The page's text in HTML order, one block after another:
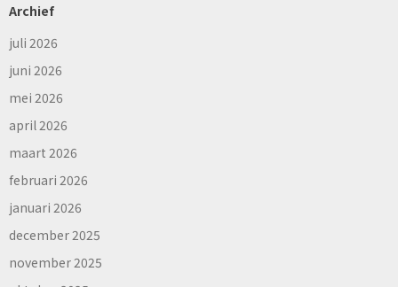
Archief
juli 2026
juni 2026
mei 2026
april 2026
maart 2026
februari 2026
januari 2026
december 2025
november 2025